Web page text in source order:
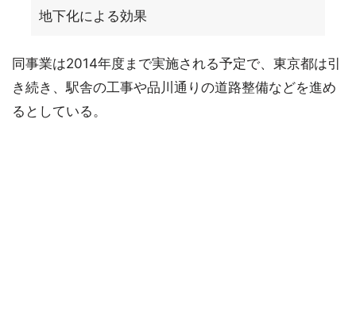
地下化による効果
同事業は2014年度まで実施される予定で、東京都は引
き続き、駅舎の工事や品川通りの道路整備などを進め
るとしている。